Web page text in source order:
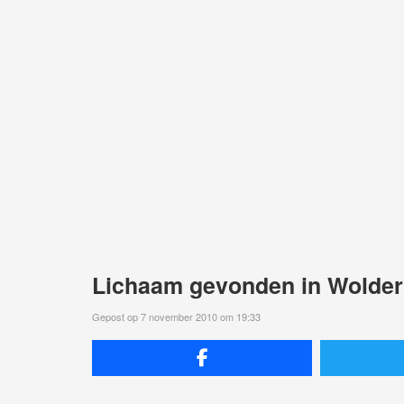
Lichaam gevonden in
Gepost op 7 november 2010 om 19:33